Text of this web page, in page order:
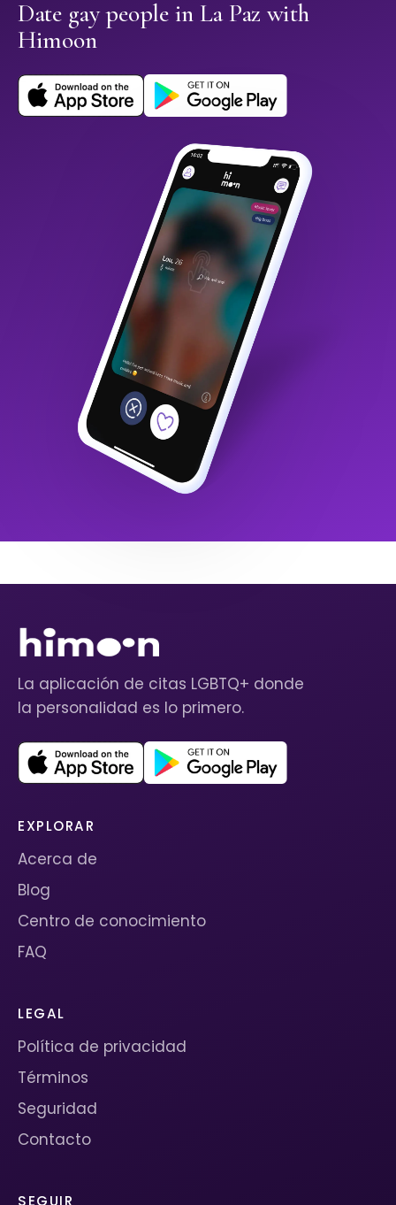
Date gay people in La Paz with
Himoon
La aplicación de citas LGBTQ+ donde
la personalidad es lo primero.
EXPLORAR
Acerca de
Blog
Centro de conocimiento
FAQ
LEGAL
Política de privacidad
Términos
Seguridad
Contacto